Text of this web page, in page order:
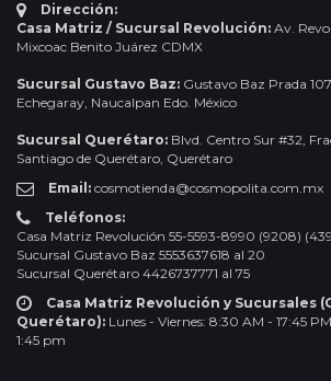
Dirección:
Casa Matriz / Sucursal Revolución: Av.
Mixcoac Benito Juárez CDMX
Sucursal Gustavo Baz: Gustavo Baz Prada
Echegaray, Naucalpan Edo. México
Sucursal Querétaro: Blvd. Centro Sur #32,
Santiago de Querétaro, Querétaro
Email: cosmotienda@cosmopolita.com.mx
Teléfonos:
Casa Matriz Revolución 55-5593-8990 (9208)
Sucursal Gustavo Baz 5553637618 al 20
Sucursal Querétaro 4426737771 al 75
Casa Matriz Revolución y Sucursales
Querétaro): Lunes - Viernes: 8:30 AM - 17:45
1:45 pm